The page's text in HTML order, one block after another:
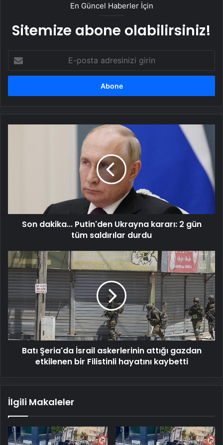
En Güncel Haberler İçin
Sitemize abone olabilirsiniz!
posta
adresinizi
saldırılar
durduSon dakika... Putin'den Ukrayna kararı: 2 gün
tüm saldırılar durdu
Batı
Şeria'da
İsrail
askerlerinin
attığı
gazdan
etkilenen
bir
Filistinli
hayatınıBatı Şeria'da İsrail askerlerinin attığı gazdan
etkilenen bir Filistinli hayatını kaybetti
İlgili Makaleler